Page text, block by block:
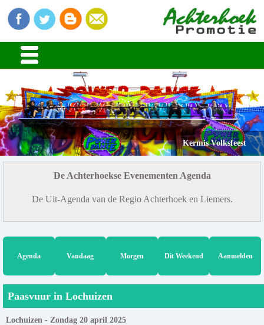
Kermis Volksfeest
De Achterhoekse Evenementen Agenda
De Uit-Agenda van de Regio Achterhoek en Liemers.
Agenda Vandaag Morgen Dit Weekend Aanmelden
Paasvuur in Lochuizen
Lochuizen - Zondag 20 april 2025